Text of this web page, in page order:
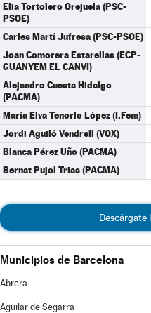
Elia Tortolero Orejuela (PSC-
PSOE)
Carles Martí Jufresa (PSC-PSOE)
Joan Comorera Estarellas (ECP-
GUANYEM EL CANVI)
Alejandro Cuesta Hidalgo
(PACMA)
María Elva Tenorio López (I.Fem)
Jordi Aguiló Vendrell (VOX)
Blanca Pérez Uño (PACMA)
Bernat Pujol Trias (PACMA)
Descárgate
Municipios de Barcelona
Abrera
Aguilar de Segarra